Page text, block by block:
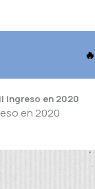
🔥
ingreso en 2020
en 2020